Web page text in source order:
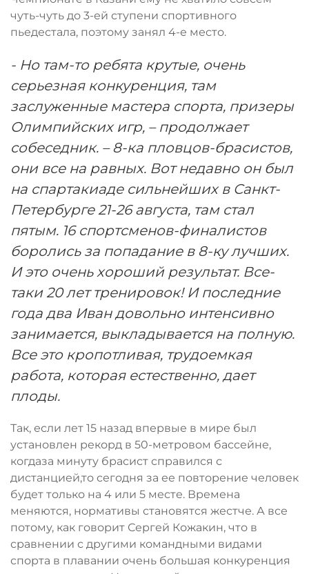
чуть-чуть до 3-ей ступени спортивного
пьедестала, поэтому занял 4-е место.
- Но там-то ребята крутые, очень
серьезная конкуренция, там
заслуженные мастера спорта, призеры
Олимпийских игр, – продолжает
собеседник. – 8-ка пловцов-брасистов,
они все на равных. Вот недавно он был
на спартакиаде сильнейших в Санкт-
Петербурге 21-26 августа, там стал
пятым. 16 спортсменов-финалистов
боролись за попадание в 8-ку лучших.
И это очень хороший результат. Все-
таки 20 лет тренировок! И последние
года два Иван довольно интенсивно
занимается, выкладывается на полную.
Все это кропотливая, трудоемкая
работа, которая естественно, дает
плоды.
Так, если лет 15 назад впервые в мире был
установлен рекорд в 50-метровом бассейне,
когдаза минуту брасист справился с
дистанцией,то сегодня за ее повторение человек
будет только на 4 или 5 месте. Времена
меняются, нормативы становятся жестче. А все
потому, как говорит Сергей Кожакин, что в
сравнении с другими командными видами
спорта в плавании очень большая конкуренция